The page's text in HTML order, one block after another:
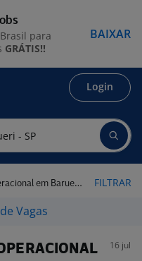
Login
em Barueri - SP FILTRAR
Vagas
16 jul
para
GRÁTIS!!
BAIXAR